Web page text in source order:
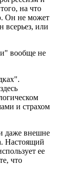
на что
Он не может
всерьез, или
вообще не
и страхом
даже внешне
Настоящий
ее
что